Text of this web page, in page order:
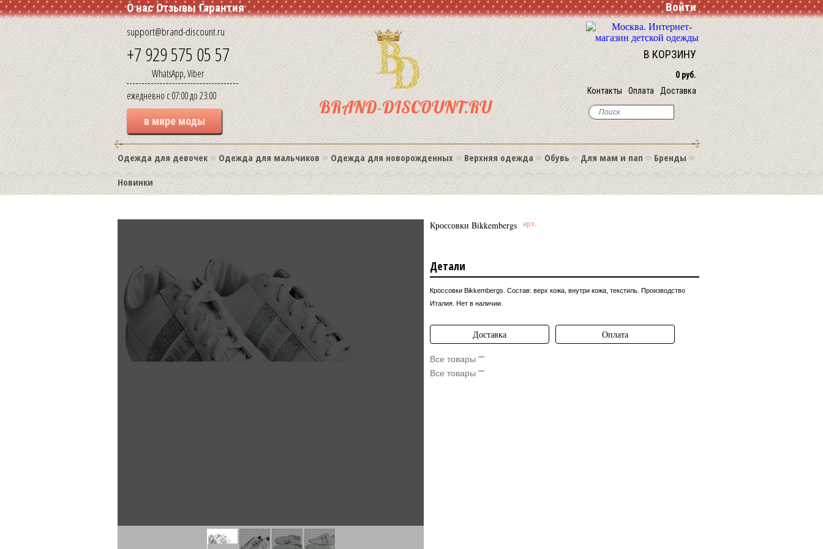
О нас Отзывы Гарантия
Войти
support@brand-discount.ru
+7 929 575 05 57
WhatsApp, Viber
ежедневно с 07:00 до 23:00
в мире моды
BRAND-DISCOUNT.RU
В КОРЗИНУ
0 руб.
Доставка
Оплата
Контакты
Одежда для девочек Одежда для мальчиков Одежда для новорожденных Верхняя одежда Обувь Для мам и пап
Бренды
Новинки
Кроссовки Bikkembergs арт.
Детали
Кроссовки Bikkembergs. Состав: верх кожа, внутри кожа, текстиль. Производство
Италия. Нет в наличии.
Доставка Оплата
Все товары ""
Все товары ""